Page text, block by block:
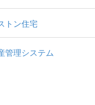
トン住宅
管理システム